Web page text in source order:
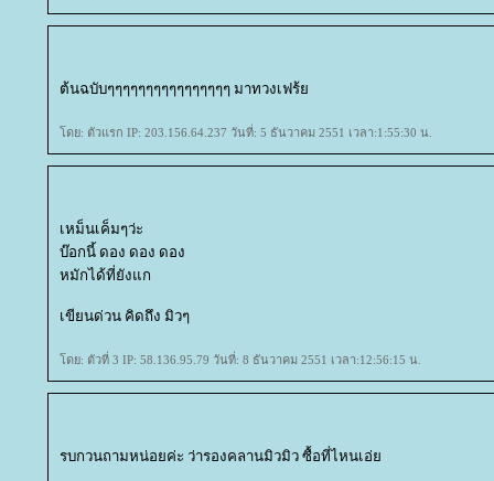
ต้นฉบับๆๆๆๆๆๆๆๆๆๆๆๆๆๆๆๆ มาทวงเฟร้
ดย: ตัวแรก IP: 203.156.64.237 วันที่: 5 ธันวาคม 2551 เวลา:1:55:30 น.
เหม็นเค็มๆว่ะ
บ๊อกนี้ ดอง ดอง ดอง
หมักได้ที่ยังแก
เขียนด่วน คิดถึง มิวๆ
ดย: ตัวที่ 3 IP: 58.136.95.79 วันที่: 8 ธันวาคม 2551 เวลา:12:56:15 น.
รบกวนถามหน่อยค่ะ ว่ารองคลานมิวมิว ซื้อที่ไหนเอ่